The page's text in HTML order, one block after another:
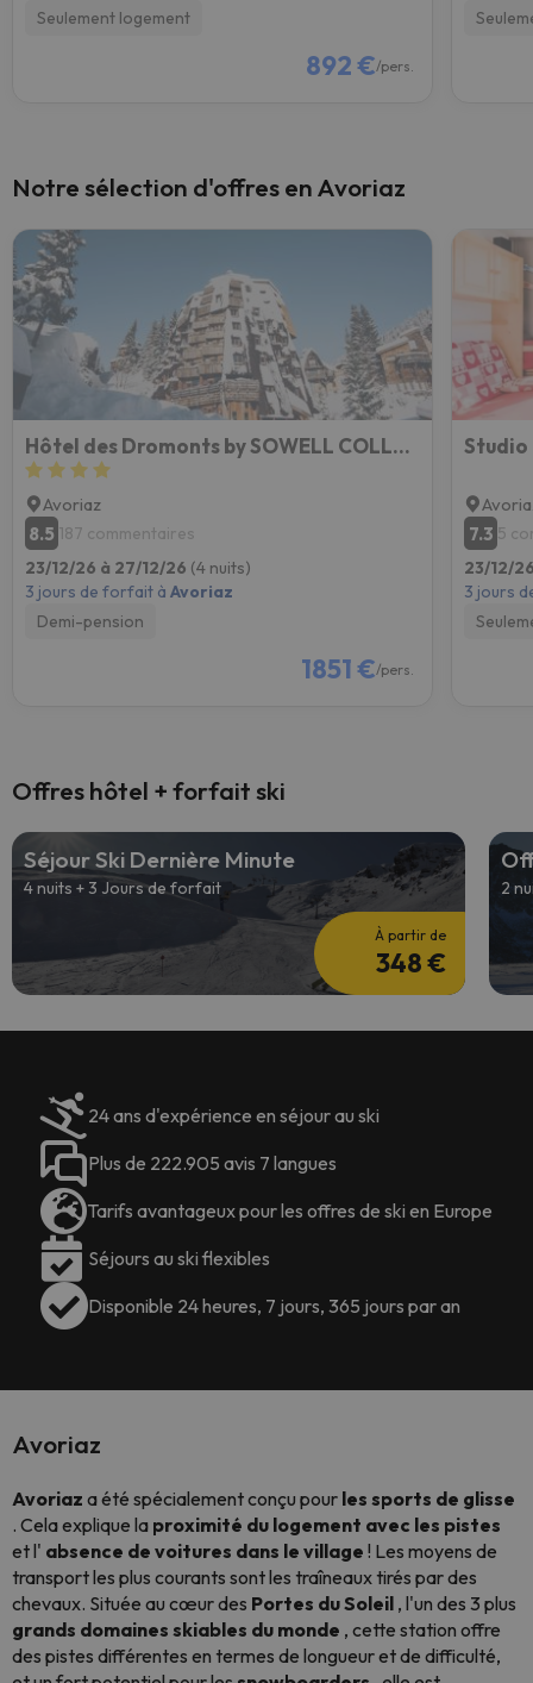
Seulement logement
892 €/pers.
Notre sélection d'offres en Avoriaz
Hôtel des Dromonts by SOWELL COLLECTION
Avoriaz
8.5 187 commentaires
23/12/26 à 27/12/26 (4 nuits)
3 jours de forfait à Avoriaz
Demi-pension
1851 €/pers.
7.3 5
23/12/
3 jours
Offres hôtel + forfait ski
Séjour Ski Dernière Minute
4 nuits + 3 Jours de forfait
À partir de
348 €
2
24 ans d'expérience en séjour au ski
Plus de 222.905 avis 7 langues
Tarifs avantageux pour les offres de ski en Europe
Séjours au ski flexibles
Disponible 24 heures, 7 jours, 365 jours par an
Avoriaz
Avoriaz a été spécialement conçu pour les sports de glisse
. Cela explique la proximité du logement avec les pistes
et l' absence de voitures dans le village ! Les moyens de
transport les plus courants sont les traîneaux tirés par des
chevaux. Située au cœur des Portes du Soleil , l'un des 3 plus
grands domaines skiables du monde , cette station offre
des pistes différentes en termes de longueur et de difficulté,